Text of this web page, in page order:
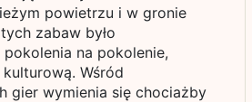
powietrzu i w gronie
zabaw było
na pokolenie,
Wśród
gier wymienia się chociażby